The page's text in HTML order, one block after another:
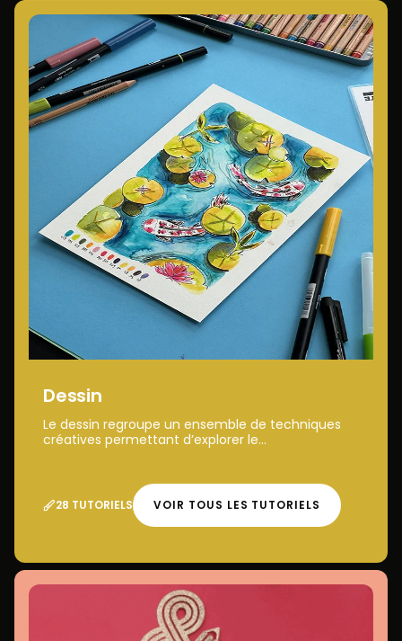
Dessin
Le dessin regroupe un ensemble de techniques
créatives permettant d’explorer le...
28 TUTORIELS VOIR TOUS LES TUTORIELS